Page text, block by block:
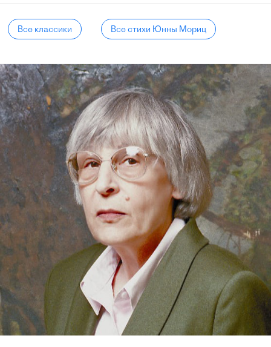
Все классики Все стихи Юнны Мориц